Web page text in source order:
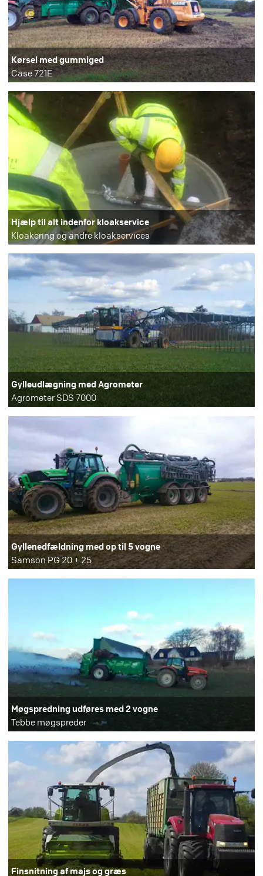
Kørsel med gummiged
Case 721E
Hjælp til alt indenfor kloakservice
Kloakering og andre kloakservices
Gylleudlægning med Agrometer
Agrometer SDS 7000
Gyllenedfældning med op til 5 vogne
Samson PG 20 + 25
Møgspredning udføres med 2 vogne
Tebbe møgspreder
Finsnitning af majs og græs